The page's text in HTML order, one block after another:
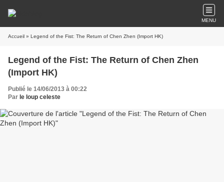
MENU
Accueil » Legend of the Fist: The Return of Chen Zhen (Import HK)
Legend of the Fist: The Return of Chen Zhen
(Import HK)
Publié le 14/06/2013 à 00:22
Par le loup celeste